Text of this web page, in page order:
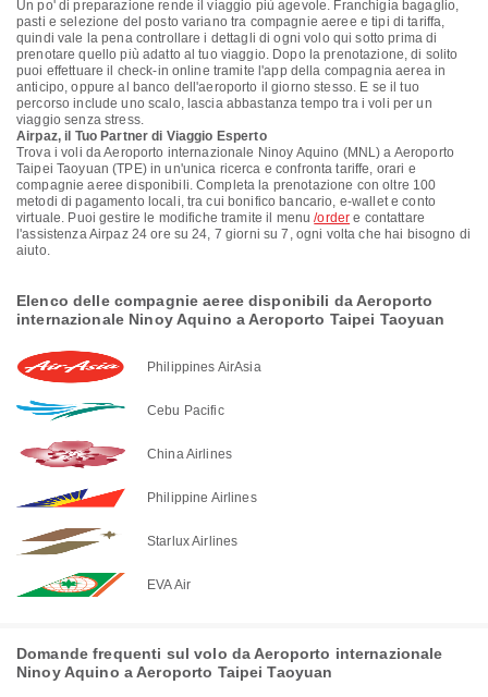
Un po' di preparazione rende il viaggio più agevole. Franchigia bagaglio,
pasti e selezione del posto variano tra compagnie aeree e tipi di tariffa,
quindi vale la pena controllare i dettagli di ogni volo qui sotto prima di
prenotare quello più adatto al tuo viaggio. Dopo la prenotazione, di solito
puoi effettuare il check-in online tramite l'app della compagnia aerea in
anticipo, oppure al banco dell'aeroporto il giorno stesso. E se il tuo
percorso include uno scalo, lascia abbastanza tempo tra i voli per un
viaggio senza stress.
Airpaz, il Tuo Partner di Viaggio Esperto
Trova i voli da Aeroporto internazionale Ninoy Aquino (MNL) a Aeroporto
Taipei Taoyuan (TPE) in un'unica ricerca e confronta tariffe, orari e
compagnie aeree disponibili. Completa la prenotazione con oltre 100
metodi di pagamento locali, tra cui bonifico bancario, e-wallet e conto
virtuale. Puoi gestire le modifiche tramite il menu/order e contattare
l'assistenza Airpaz 24 ore su 24, 7 giorni su 7, ogni volta che hai bisogno di
aiuto.
Elenco delle compagnie aeree disponibili da Aeroporto
internazionale Ninoy Aquino a Aeroporto Taipei Taoyuan
Philippines AirAsia
Cebu Pacific
China Airlines
Philippine Airlines
Starlux Airlines
EVA Air
Domande frequenti sul volo da Aeroporto internazionale
Ninoy Aquino a Aeroporto Taipei Taoyuan